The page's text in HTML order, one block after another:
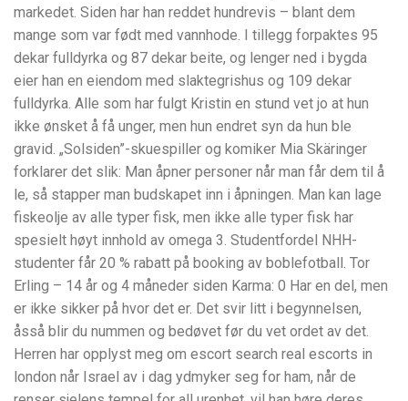
markedet. Siden har han reddet hundrevis – blant dem
mange som var født med vannhode. I tillegg forpaktes 95
dekar fulldyrka og 87 dekar beite, og lenger ned i bygda
eier han en eiendom med slaktegrishus og 109 dekar
fulldyrka. Alle som har fulgt Kristin en stund vet jo at hun
ikke ønsket å få unger, men hun endret syn da hun ble
gravid. „Solsiden”-skuespiller og komiker Mia Skäringer
forklarer det slik: Man åpner personer når man får dem til å
le, så stapper man budskapet inn i åpningen. Man kan lage
fiskeolje av alle typer fisk, men ikke alle typer fisk har
spesielt høyt innhold av omega 3. Studentfordel NHH-
studenter får 20 % rabatt på booking av boblefotball. Tor
Erling – 14 år og 4 måneder siden Karma: 0 Har en del, men
er ikke sikker på hvor det er. Det svir litt i begynnelsen,
åsså blir du nummen og bedøvet før du vet ordet av det.
Herren har opplyst meg om escort search real escorts in
london når Israel av i dag ydmyker seg for ham, når de